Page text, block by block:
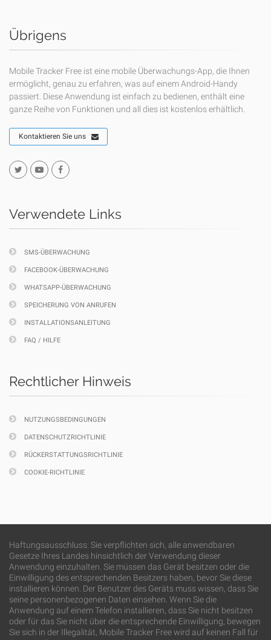
Übrigens
Mobile Tracker Free ist eine mobile Überwachungs-App, die Ihnen
ermöglicht, genau zu erfahren, was auf einem Android-Handy
passiert. Diese Anwendung ist einfach zu bedienen, enthält eine
ganze Reihe von Funktionen und all dies ist kostenlos erhältlich.
Kontaktieren Sie uns
Verwendete Links
SMS-ÜBERWACHUNG
FACEBOOK-ÜBERWACHUNG
WHATSAPP-ÜBERWACHUNG
SPEICHERUNG VON ANRUFEN
INSTALLATIONSANLEITUNG
FAQ / HILFE
Rechtlicher Hinweis
NUTZUNGSBEDINGUNGEN
DATENSCHUTZRICHTLINIE
RÜCKERSTATTUNGSRICHTLINIE
COOKIE-RICHTLINIE
Haftungsausschluss: Sie verpflichten sich, alle anwendbaren
Gesetze Ihres Landes hinsichtlich der Verwendung dieser
Anwendung einzuhalten. Sie müssen das Gerät besitzen oder die
Einwilligung des entsprechenden Besitzers haben, bevor Sie diese
installieren können. Der Benutzer des Geräts muss wissen, dass Sie
seine personenbezogenen Daten einsehen. Wenn Sie die
Anwendung auf einem Telefon installieren, dass Sie nicht besitzen
oder für das Sie nicht über die entsprechende Einwilligung, bewegen
Sie sich in der Illegalität, Mobile Tracker Free wird auf keinen Fall für